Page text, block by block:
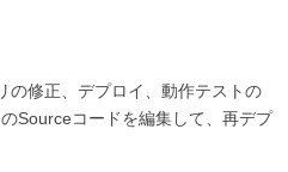
の修正、デプロイ、動作テストの
Sourceコードを編集して、再デプ